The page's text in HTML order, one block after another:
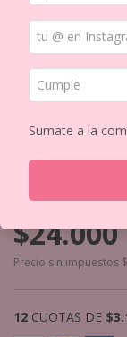
CINTA PRE-
$24.000
Precio sin impuestos
12 CUOTAS DE
Sumate a la